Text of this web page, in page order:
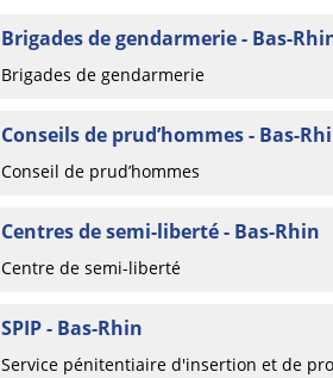
Brigades de gendarmerie - Bas-
Brigades de gendarmerie
Conseils de prud’hommes - Bas-
Conseil de prud’hommes
Centres de semi-liberté - Bas-Rhin
Centre de semi-liberté
SPIP - Bas-Rhin
Service pénitentiaire d'insertion et de